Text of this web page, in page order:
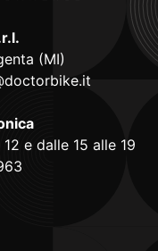
(MI)
e dalle 15 alle 19